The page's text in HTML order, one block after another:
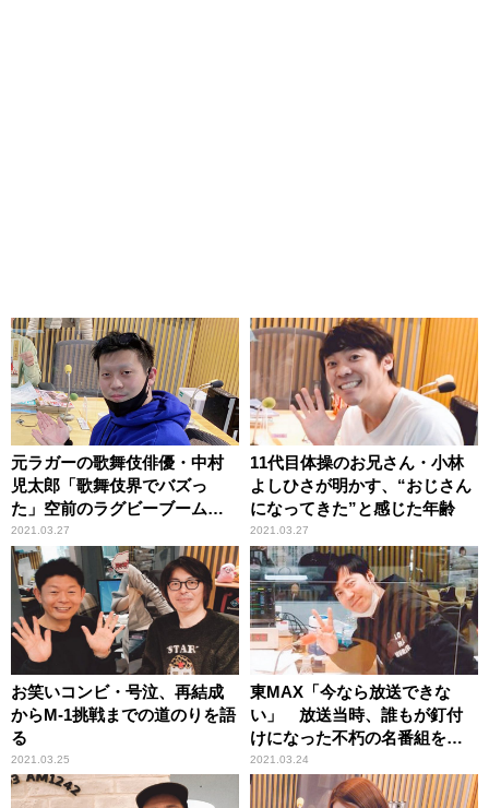
元ラガーの歌舞伎俳優・中村
児太郎「歌舞伎界でバズっ
た」空前のラグビーブームを
回顧
2021.03.27
11代目体操のお兄さん・小林
よしひさが明かす、“おじさん
になってきた”と感じた年齢
2021.03.27
お笑いコンビ・号泣、再結成
からM-1挑戦までの道のりを語
る
2021.03.25
東MAX「今なら放送できな
い」 放送当時、誰もが釘付
けになった不朽の名番組を語
る
2021.03.24